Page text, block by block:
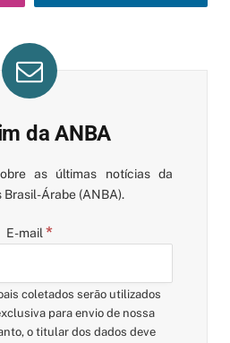
da ANBA
as últimas notícias da
Árabe (ANBA).
E-mail *
coletados serão utilizados
para envio de nossa
o titular dos dados deve